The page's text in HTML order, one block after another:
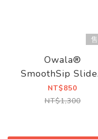
Owala®
SmoothSip
不鏽鋼咖啡杯
600ml
NT$850
NT$1,300